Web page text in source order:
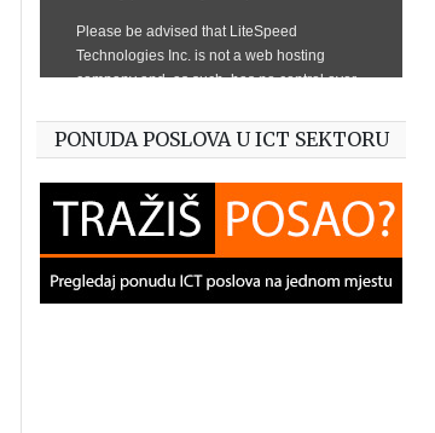
PONUDA POSLOVA U ICT SEKTORU